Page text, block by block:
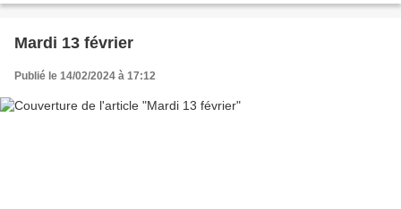
Mardi 13 février
Publié le 14/02/2024 à 17:12